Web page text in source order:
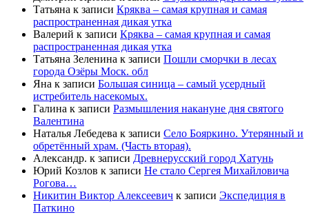
Татьяна к записи Кряква – самая крупная и самая
распространенная дикая утка
Валерий к записи Кряква – самая крупная и самая
распространенная дикая утка
Татьяна Зеленина к записи Пошли сморчки в лесах
города Озёры Моск. обл
Яна к записи Большая синица – самый усердный
истребитель насекомых.
Галина к записи Размышления накануне дня святого
Валентина
Наталья Лебедева к записи Село Бояркино. Утерянный и
обретённый храм. (Часть вторая).
Александр. к записи Древнерусский город Хатунь
Юрий Козлов к записи Не стало Сергея Михайловича
Рогова…
Никитин Виктор Алексеевич к записи Экспедиция в
Паткино